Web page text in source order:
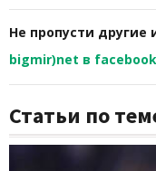
Не пропусти
bigmir)net в facebook
Статьи по